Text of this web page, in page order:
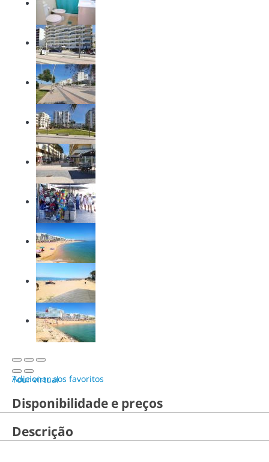
Tour virtual
Adicionar aos favoritos
Disponibilidade e preços
Descrição